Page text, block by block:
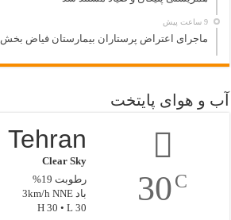
9 ساعت پیش
ماجرای اعتراض پرستاران بیمارستان فیاض بخش
آب و هوای پایتخت
30C
Tehran
Clear Sky
رطوبت 19%
باد 3km/h NNE
H 30 • L 30